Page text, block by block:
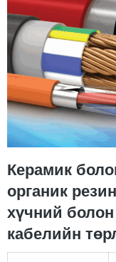
Керамик
органик
хүчний
кабелийн